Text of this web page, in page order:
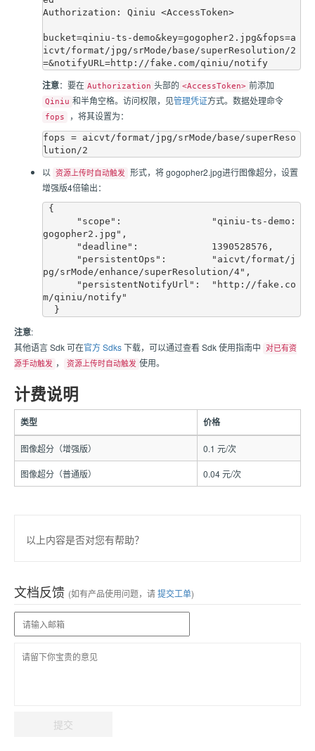
Authorization: Qiniu <AccessToken>
bucket=qiniu-ts-demo&key=gogopher2.jpg&fops=a
icvt/format/jpg/srMode/base/superResolution/2
注意：要在 Authorization 头部的 <AccessToken> 前添加
Qiniu 和半角空格。访问权限，见管理凭证方式。数据处理命令
fops ，将其设置为：
fops = aicvt/format/jpg/srMode/base/superReso
以 资源上传时自动触发
形式，将 gogopher2.jpg进行图像超分，设置
增强版4倍输出：
gogopher2.jpg",
pg/srMode/enhance/superResolution/4",
m/qiniu/notify"
注意:
其他语言 Sdk 可在官方 Sdks下载，可以通过查看 Sdk 使用指南中
对已有资
源手动触发 ， 资源上传时自动触发 使用。
计费说明
类型 价格
图像超分（增强版） 0.1 元/次
图像超分（普通版） 0.04 元/次
以上内容是否对您有帮助？
文档反馈 (如有产品使用问题，请提交工单)
提交